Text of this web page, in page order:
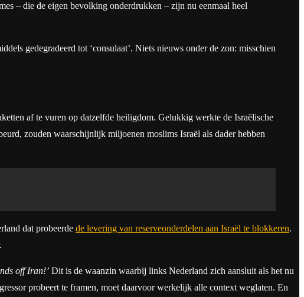
– die de eigen bevolking onderdrukken – zijn nu eenmaal heel
gedegradeerd tot ‘consulaat’. Niets nieuws onder de zon: misschien
af te vuren op datzelfde heiligdom. Gelukkig werkte de Israëlische
zouden waarschijnlijk miljoenen moslims Israël als dader hebben
dat probeerde de levering van reserveonderdelen aan Israël te blokkeren.
off Iran!’ Dit is de waanzin waarbij links Nederland zich aansluit als het nu
probeert te framen, moet daarvoor werkelijk alle context weglaten. En